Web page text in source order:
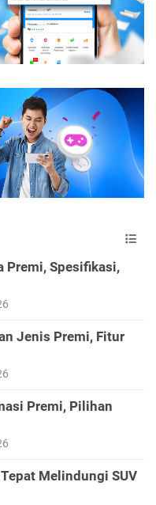
Premi, Spesifikasi,
Jenis Premi, Fitur
Premi, Pilihan
Melindungi SUV